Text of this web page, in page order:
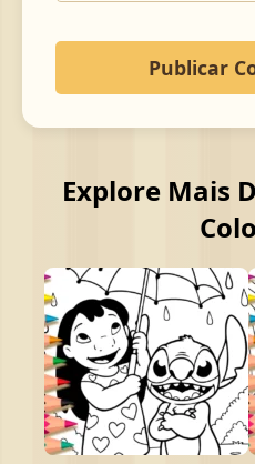
Explore Mais